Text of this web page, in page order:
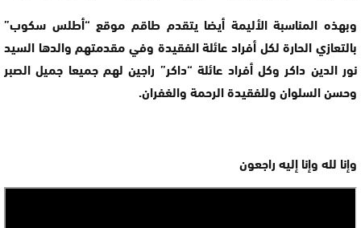
وبهذه المناسبة الأليمة أيضا يتقدم طاقم موقع “أطلس سكوب”
بالتعازي الحارة لكل أفراد عائلة الفقيدة وفي مقدمتهم والدها السيد
نور الدين داكر وكل أفراد عائلة “داكر” راجين لهم جميعا جميل الصبر
وحسن السلوان وللفقيدة الرحمة والغفران.
وإنا لله وإنا إليه راجعون